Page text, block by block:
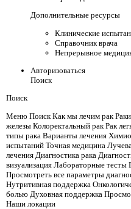
Дополнительные ресурсы
Клинические
Справочник врача
Непрерывное
Авторизоваться
Поиск
Поиск
Меню Поиск Как мы лечим рак
железы Колоректальный рак Рак
типы рака Варианты лечения
испытаний Точная медицина
лечения Диагностика рака
визуализация Лабораторные тесты
Просмотреть все параметры
Нутритивная поддержка
болью Духовная поддержка
Наши локации